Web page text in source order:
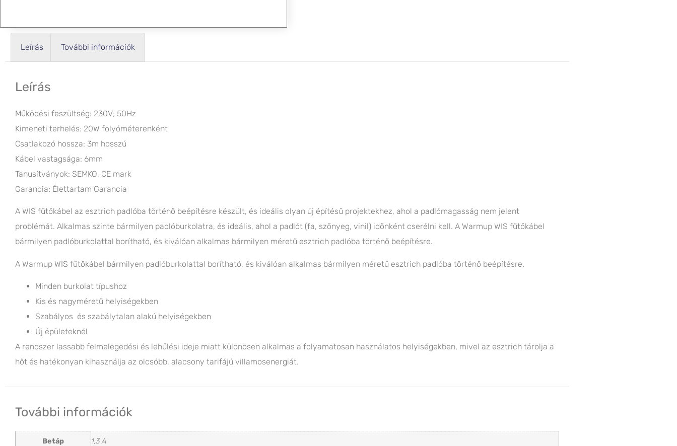
Leírás További információk
Leírás
Működési feszültség: 230V; 50Hz
Kimeneti terhelés: 20W folyóméterenként
Csatlakozó hossza: 3m hosszú
Kábel vastagsága: 6mm
Tanusítványok: SEMKO, CE mark
Garancia: Élettartam Garancia
A WIS fűtőkábel az esztrich padlóba történő beépítésre készült, és ideális olyan új építésű projektekhez, ahol a padlómagasság nem jelent
problémát. Alkalmas szinte bármilyen padlóburkolatra, és ideális, ahol a padlót (fa, szőnyeg, vinil) időnként cserélni kell. A Warmup WIS fűtőkábel
bármilyen padlóburkolattal borítható, és kiválóan alkalmas bármilyen méretű esztrich padlóba történő beépítésre.
A Warmup WIS fűtőkábel bármilyen padlóburkolattal borítható, és kiválóan alkalmas bármilyen méretű esztrich padlóba történő beépítésre.
Minden burkolat típushoz
Kis és nagyméretű helyiségekben
Szabályos és szabálytalan alakú helyiségekben
Új épületeknél
A rendszer lassabb felmelegedési és lehűlési ideje miatt különösen alkalmas a folyamatosan használatos helyiségekben, mivel az esztrich tárolja a
hőt és hatékonyan kihasználja az olcsóbb, alacsony tarifájú villamosenergiát.
További információk
Betáp 1,3 A